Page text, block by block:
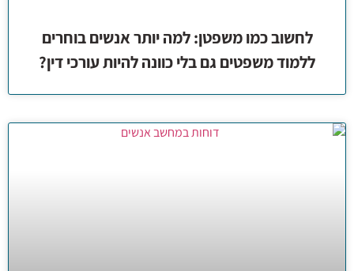
לחשוב כמו משפטן: למה יותר אנשים בוחרים
ללמוד משפטים גם בלי כוונה להיות עורכי דין?